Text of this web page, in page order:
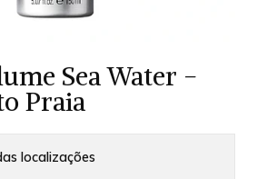
Sea Water -
Praia
localizações